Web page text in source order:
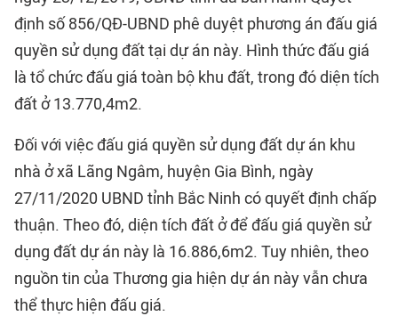
định số 856/QĐ-UBND phê duyệt phương án đấu giá
quyền sử dụng đất tại dự án này. Hình thức đấu giá
là tổ chức đấu giá toàn bộ khu đất, trong đó diện tích
đất ở 13.770,4m2.
Đối với việc đấu giá quyền sử dụng đất dự án khu
nhà ở xã Lãng Ngâm, huyện Gia Bình, ngày
27/11/2020 UBND tỉnh Bắc Ninh có quyết định chấp
thuận. Theo đó, diện tích đất ở để đấu giá quyền sử
dụng đất dự án này là 16.886,6m2. Tuy nhiên, theo
nguồn tin của Thương gia hiện dự án này vẫn chưa
thể thực hiện đấu giá.